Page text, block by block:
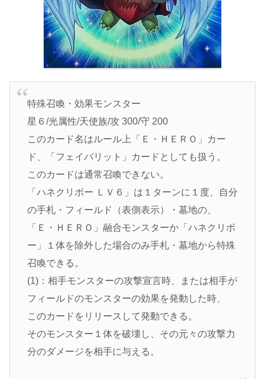
特殊召喚・効果モンスター
星６/光属性/天使族/攻 300/守 200
このカード名はルール上「Ｅ・ＨＥＲＯ」カー
ド、「フェイバリット」カードとしても扱う。
このカードは通常召喚できない。
「ハネクリボー ＬＶ６」は１ターンに１度、自分
の手札・フィールド（表側表示）・墓地の、
「Ｅ・ＨＥＲＯ」融合モンスターか「ハネクリボ
ー」１体を除外した場合のみ手札・墓地から特殊
召喚できる。
(1)：相手モンスターの攻撃宣言時、または相手が
フィールドのモンスターの効果を発動した時、
このカードをリリースして発動できる。
そのモンスター１体を破壊し、その元々の攻撃力
分のダメージを相手に与える。